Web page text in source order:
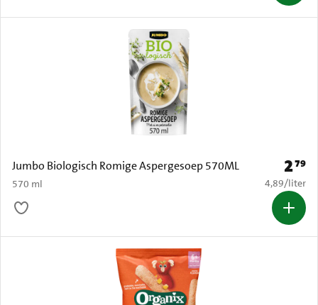
Jumbo Biologisch Romige Aspergesoep 570ML
570 ml
Prijs:
279
€ 4,89 per
4,89/liter